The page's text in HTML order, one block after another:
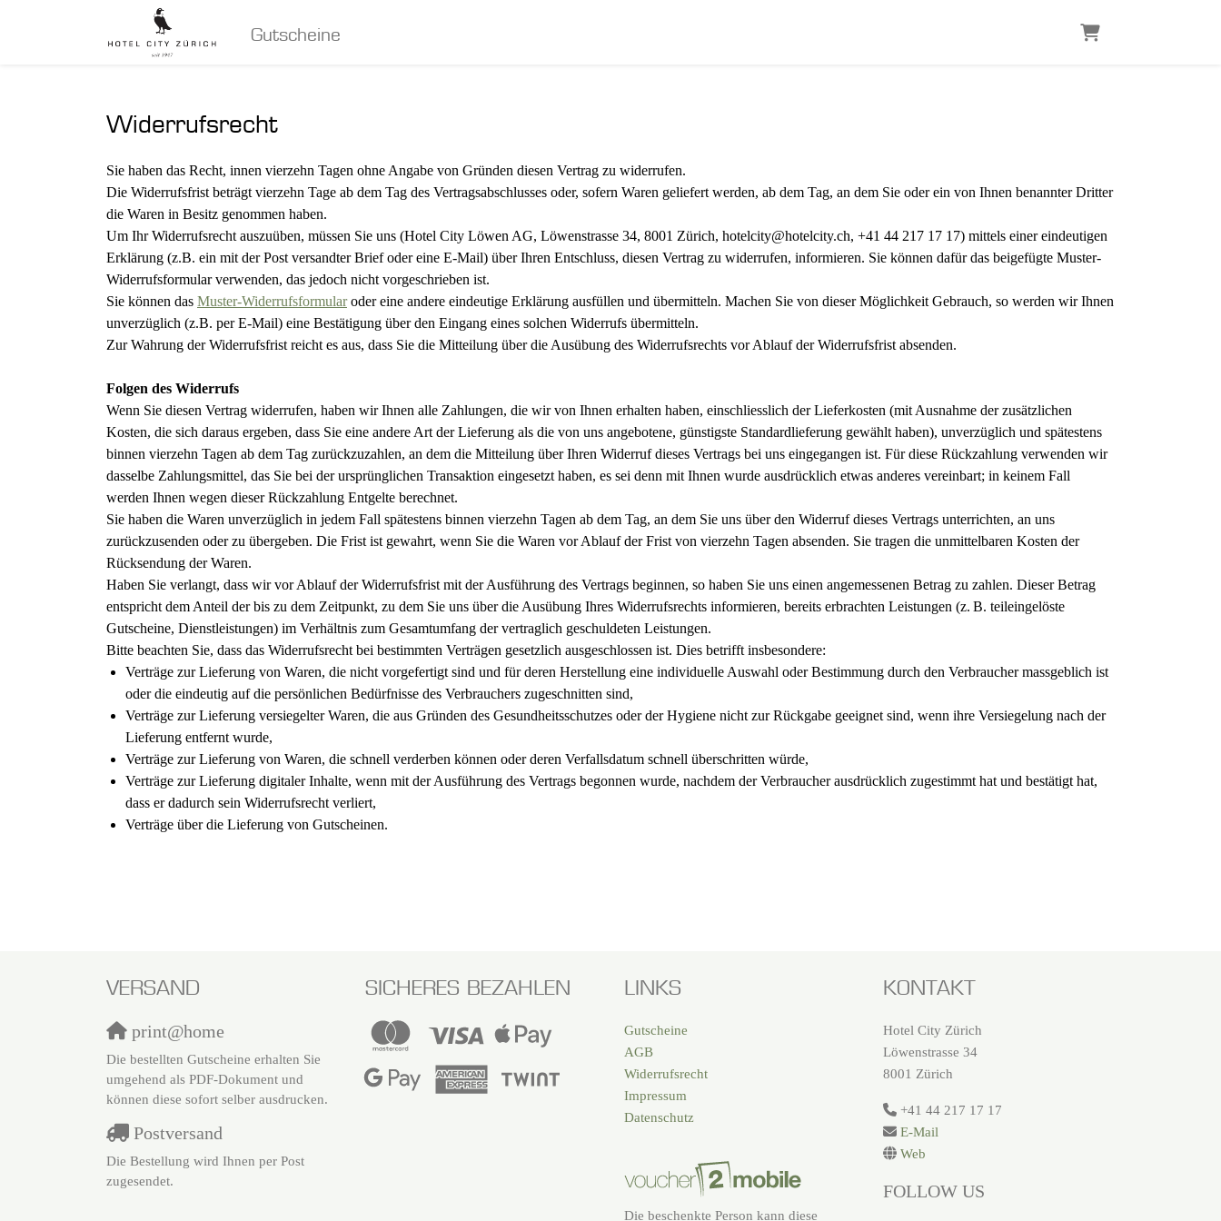
Gutscheine
Warenkorb
Widerrufsrecht
Sie haben das Recht, innen vierzehn Tagen ohne Angabe von Gründen diesen Vertrag zu widerrufen.
Die Widerrufsfrist beträgt vierzehn Tage ab dem Tag des Vertragsabschlusses oder, sofern Waren geliefert werden, ab dem Tag, an dem Sie oder ein von Ihnen benannter Dritter
die Waren in Besitz genommen haben.
Um Ihr Widerrufsrecht auszuüben, müssen Sie uns (Hotel City Löwen AG, Löwenstrasse 34, 8001 Zürich, hotelcity@hotelcity.ch, +41 44 217 17 17) mittels einer eindeutigen
Erklärung (z.B. ein mit der Post versandter Brief oder eine E-Mail) über Ihren Entschluss, diesen Vertrag zu widerrufen, informieren. Sie können dafür das beigefügte Muster-
Widerrufsformular verwenden, das jedoch nicht vorgeschrieben ist.
Sie können das Muster-Widerrufsformularoder eine andere eindeutige Erklärung ausfüllen und übermitteln. Machen Sie von dieser Möglichkeit Gebrauch, so werden wir Ihnen
unverzüglich (z.B. per E-Mail) eine Bestätigung über den Eingang eines solchen Widerrufs übermitteln.
Zur Wahrung der Widerrufsfrist reicht es aus, dass Sie die Mitteilung über die Ausübung des Widerrufsrechts vor Ablauf der Widerrufsfrist absenden.
Folgen des Widerrufs
Wenn Sie diesen Vertrag widerrufen, haben wir Ihnen alle Zahlungen, die wir von Ihnen erhalten haben, einschliesslich der Lieferkosten (mit Ausnahme der zusätzlichen
Kosten, die sich daraus ergeben, dass Sie eine andere Art der Lieferung als die von uns angebotene, günstigste Standardlieferung gewählt haben), unverzüglich und spätestens
binnen vierzehn Tagen ab dem Tag zurückzuzahlen, an dem die Mitteilung über Ihren Widerruf dieses Vertrags bei uns eingegangen ist. Für diese Rückzahlung verwenden wir
dasselbe Zahlungsmittel, das Sie bei der ursprünglichen Transaktion eingesetzt haben, es sei denn mit Ihnen wurde ausdrücklich etwas anderes vereinbart; in keinem Fall
werden Ihnen wegen dieser Rückzahlung Entgelte berechnet.
Sie haben die Waren unverzüglich in jedem Fall spätestens binnen vierzehn Tagen ab dem Tag, an dem Sie uns über den Widerruf dieses Vertrags unterrichten, an uns
zurückzusenden oder zu übergeben. Die Frist ist gewahrt, wenn Sie die Waren vor Ablauf der Frist von vierzehn Tagen absenden. Sie tragen die unmittelbaren Kosten der
Rücksendung der Waren.
Haben Sie verlangt, dass wir vor Ablauf der Widerrufsfrist mit der Ausführung des Vertrags beginnen, so haben Sie uns einen angemessenen Betrag zu zahlen. Dieser Betrag
entspricht dem Anteil der bis zu dem Zeitpunkt, zu dem Sie uns über die Ausübung Ihres Widerrufsrechts informieren, bereits erbrachten Leistungen (z. B. teileingelöste
Gutscheine, Dienstleistungen) im Verhältnis zum Gesamtumfang der vertraglich geschuldeten Leistungen.
Bitte beachten Sie, dass das Widerrufsrecht bei bestimmten Verträgen gesetzlich ausgeschlossen ist. Dies betrifft insbesondere:
Verträge zur Lieferung von Waren, die nicht vorgefertigt sind und für deren Herstellung eine individuelle Auswahl oder Bestimmung durch den Verbraucher massgeblich ist
oder die eindeutig auf die persönlichen Bedürfnisse des Verbrauchers zugeschnitten sind,
Verträge zur Lieferung versiegelter Waren, die aus Gründen des Gesundheitsschutzes oder der Hygiene nicht zur Rückgabe geeignet sind, wenn ihre Versiegelung nach der
Lieferung entfernt wurde,
Verträge zur Lieferung von Waren, die schnell verderben können oder deren Verfallsdatum schnell überschritten würde,
Verträge zur Lieferung digitaler Inhalte, wenn mit der Ausführung des Vertrags begonnen wurde, nachdem der Verbraucher ausdrücklich zugestimmt hat und bestätigt hat,
dass er dadurch sein Widerrufsrecht verliert,
Verträge über die Lieferung von Gutscheinen.
VERSAND
print@home
Die bestellten Gutscheine erhalten Sie
umgehend als PDF-Dokument und
können diese sofort selber ausdrucken.
Postversand
Die Bestellung wird Ihnen per Post
zugesendet.
SICHERES BEZAHLEN LINKS
Gutscheine
AGB
Widerrufsrecht
Impressum
Datenschutz
Die beschenkte Person kann diese
KONTAKT
Hotel City Zürich
Löwenstrasse 34
8001 Zürich
+41 44 217 17 17
E-Mail
Web
FOLLOW US